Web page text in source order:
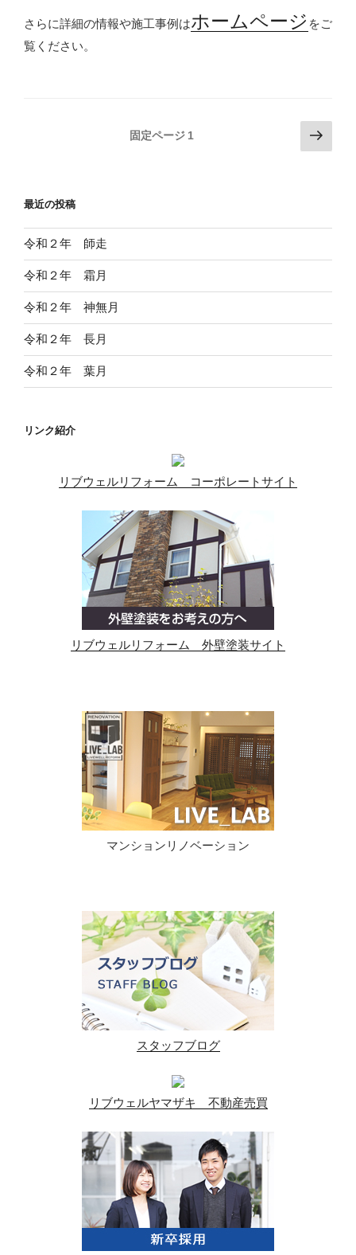
さらに詳細の情報や施工事例はホームページ をご
覧ください。
ペ
ジ
送
り
固定ページ 1
次
の
最近の投稿
令和２年 師走
令和２年 霜月
令和２年 神無月
令和２年 長月
令和２年 葉月
リンク紹介
リブウェルリフォーム コーポレートサイト
リブウェルリフォーム 外壁塗装サイト
マンションリノベーション
スタッフブログ
リブウェルヤマザキ 不動産売買